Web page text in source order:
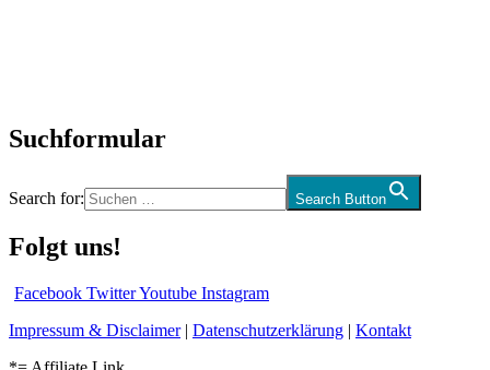
Suchformular
Search for: Search Button
Folgt uns!
Facebook TwitterYoutube Instagram
Impressum & Disclaimer| Datenschutzerklärung | Kontakt